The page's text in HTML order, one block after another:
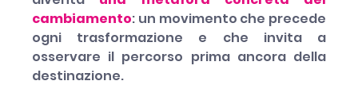
cambiamento: un movimento che precede
ogni trasformazione e che invita a
osservare il percorso prima ancora della
destinazione.